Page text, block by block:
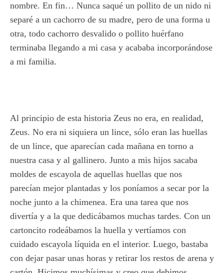
nombre. En fin… Nunca saqué un pollito de un nido ni
separé a un cachorro de su madre, pero de una forma u
otra, todo cachorro desvalido o pollito huérfano
terminaba llegando a mi casa y acababa incorporándose
a mi familia.
Al principio de esta historia Zeus no era, en realidad,
Zeus. No era ni siquiera un lince, sólo eran las huellas
de un lince, que aparecían cada mañana en torno a
nuestra casa y al gallinero. Junto a mis hijos sacaba
moldes de escayola de aquellas huellas que nos
parecían mejor plantadas y los poníamos a secar por la
noche junto a la chimenea. Era una tarea que nos
divertía y a la que dedicábamos muchas tardes. Con un
cartoncito rodeábamos la huella y vertíamos con
cuidado escayola líquida en el interior. Luego, bastaba
con dejar pasar unas horas y retirar los restos de arena y